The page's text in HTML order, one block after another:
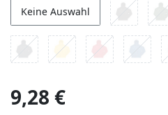
Keine Auswahl
9,28 €